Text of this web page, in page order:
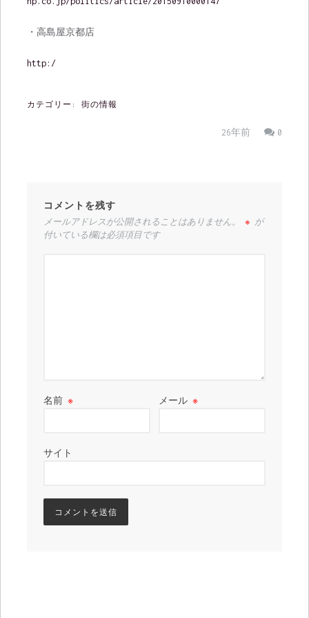
・高島屋京都店
http:/
カテゴリー: 街の情報
0
26年前
コメントを残す
メールアドレスが公開されることはありません。 ※ が
付いている欄は必須項目です
名前 ※ メール※
サイト